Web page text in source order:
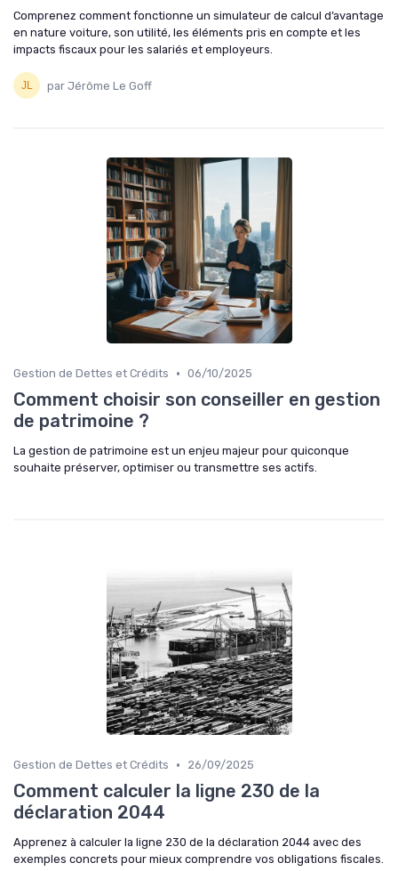
Comprenez comment fonctionne un simulateur de calcul d’avantage
en nature voiture, son utilité, les éléments pris en compte et les
impacts fiscaux pour les salariés et employeurs.
par Jérôme Le Goff
Gestion de Dettes et Crédits • 06/10/2025
Comment choisir son conseiller en gestion
de patrimoine ?
La gestion de patrimoine est un enjeu majeur pour quiconque
souhaite préserver, optimiser ou transmettre ses actifs.
Gestion de Dettes et Crédits • 26/09/2025
Comment calculer la ligne 230 de la
déclaration 2044
Apprenez à calculer la ligne 230 de la déclaration 2044 avec des
exemples concrets pour mieux comprendre vos obligations fiscales.